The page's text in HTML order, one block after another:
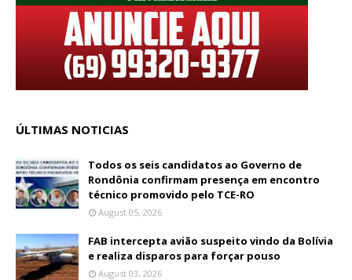
ÚLTIMAS NOTICIAS
Todos os seis candidatos ao Governo de
Rondônia confirmam presença em encontro
técnico promovido pelo TCE-RO
August 05, 2026
FAB intercepta avião suspeito vindo da Bolívia
e realiza disparos para forçar pouso
August 03, 2026